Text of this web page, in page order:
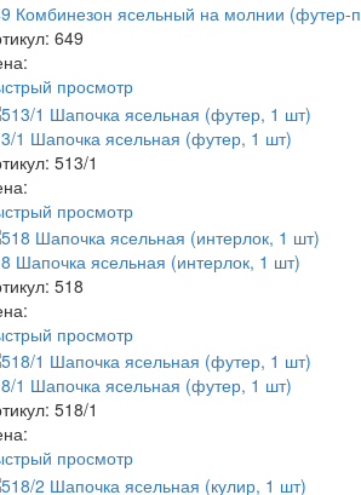
Комбинезон ясельный на молнии (футер-
649
просмотр
1 Шапочка ясельная (футер, 1 шт)
513/1
просмотр
Шапочка ясельная (интерлок, 1 шт)
518
просмотр
1 Шапочка ясельная (футер, 1 шт)
518/1
просмотр